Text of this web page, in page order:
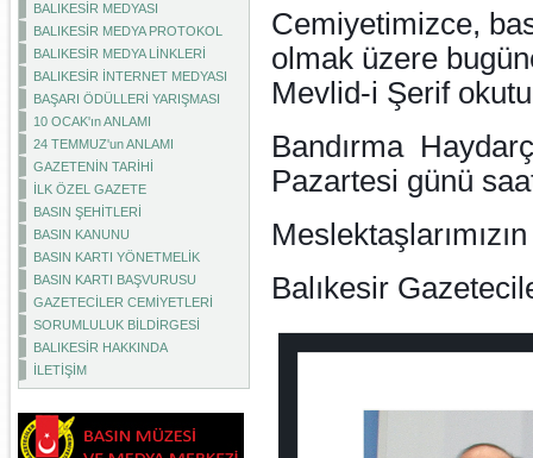
BALIKESİR MEDYASI
BALIKESİR MEDYA PROTOKOL
BALIKESİR MEDYA LİNKLERİ
BALIKESİR İNTERNET MEDYASI
BAŞARI ÖDÜLLERİ YARIŞMASI
10 OCAK'ın ANLAMI
24 TEMMUZ'un ANLAMI
GAZETENİN TARİHİ
İLK ÖZEL GAZETE
BASIN ŞEHİTLERİ
BASIN KANUNU
BASIN KARTI YÖNETMELİK
BASIN KARTI BAŞVURUSU
GAZETECİLER CEMİYETLERİ
SORUMLULUK BİLDİRGESİ
BALIKESİR HAKKINDA
İLETİŞİM
Cemiyetimizce,
olmak üzere
Mevlid-i Şerif
Bandırma
Pazartesi günü
Balıkesir